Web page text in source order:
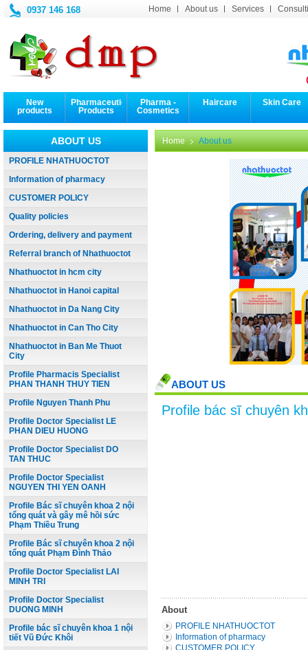
0937 146 168 Home About us Services
New
products
Pharmaceutical
Products
Pharma -
Cosmetics
Haircare Skin Care
ABOUT US
PROFILE NHATHUOCTOT
Information of pharmacy
CUSTOMER POLICY
Quality policies
Ordering, delivery and payment
Referral branch of Nhathuoctot
Nhathuoctot in hcm city
Nhathuoctot in Hanoi capital
Nhathuoctot in Da Nang City
Nhathuoctot in Can Tho City
Nhathuoctot in Ban Me Thuot
City
Profile Pharmacis Specialist
PHAN THANH THUY TIEN
Profile Nguyen Thanh Phu
Profile Doctor Specialist LE
PHAN DIEU HUONG
Profile Doctor Specialist DO
TAN THUC
Profile Doctor Specialist
NGUYEN THI YEN OANH
Profile Bác sĩ chuyên khoa 2 nội
tổng quát và gây mê hồi sức
Phạm Thiều Trung
Profile Bác sĩ chuyên khoa 2 nội
tổng quát Phạm Đình Thảo
Profile Doctor Specialist LAI
MINH TRI
Profile Doctor Specialist
DUONG MINH
Profile bác sĩ chuyên khoa 1 nội
tiết Vũ Đức Khôi
Home About us
ABOUT US
Profile bác sĩ chuyên
About
PROFILE NHATHUOCTOT
Information of pharmacy
CUSTOMER POLICY